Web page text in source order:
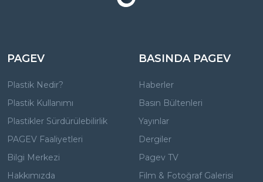
PAGEV
Plastik Nedir?
Plastik Kullanımı
Plastikler Sürdürülebilirlik
PAGEV Faaliyetleri
Bilgi Merkezi
Hakkımızda
BASINDA PAGEV
Haberler
Basın Bültenleri
Yayınlar
Dergiler
Pagev TV
Film & Fotoğraf Galerisi